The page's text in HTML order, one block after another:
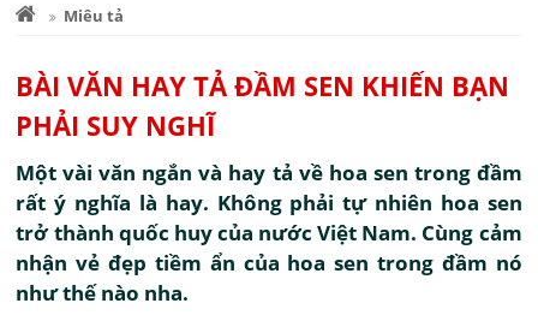
Miêu tả
BÀI VĂN HAY TẢ ĐẦM SEN KHIẾN BẠN
PHẢI SUY NGHĨ
Một vài văn ngắn và hay tả về hoa sen trong đầm
rất ý nghĩa là hay. Không phải tự nhiên hoa sen
trở thành quốc huy của nước Việt Nam. Cùng cảm
nhận vẻ đẹp tiềm ẩn của hoa sen trong đầm nó
như thế nào nha.